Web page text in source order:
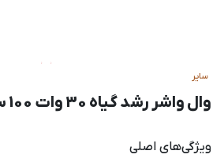
سایر
وال واشر رشد گیاه 30 وات 100 سانتی‌متری
ویژگی‌های اصلی